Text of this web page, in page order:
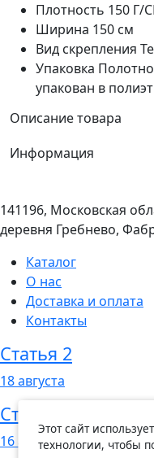
Плотность 150 Г/
Ширина 150 см
Вид скрепления
Упаковка
упакован в
Описание товара
Информация
141196, Московская
деревня Гребнево,
Каталог
О нас
Доставка и оплата
Контакты
Статья 2
18августа
Статья 1
16 августа
Этот сайт
технологии, чтобы